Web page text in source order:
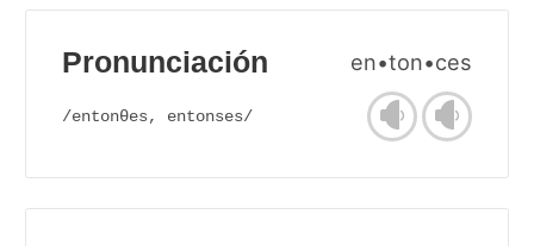
Pronunciación en•ton•ces
/entonθes, entonses/